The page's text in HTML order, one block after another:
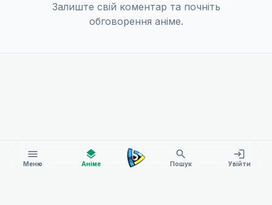
menu
Меню
layers
Аніме
search
Пошук
login
Увійти
Залиште свій коментар та почніть
обговорення аніме.